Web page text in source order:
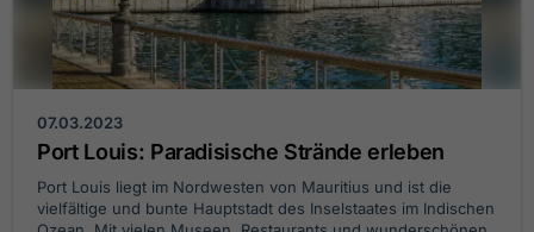
07.03.2023
Port Louis: Paradisische Strände erleben
Port Louis liegt im Nordwesten von Mauritius und ist die
vielfältige und bunte Hauptstadt des Inselstaates im Indischen